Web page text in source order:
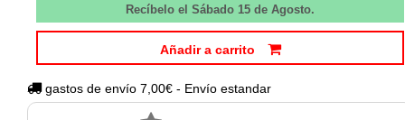
Recíbelo el Sábado 15 de Agosto.
Añadir a carrito
gastos de envío 7,00€ - Envío estandar